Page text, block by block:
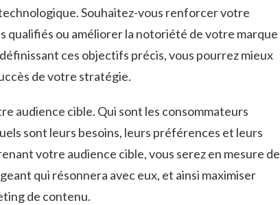
Souhaitez-vous renforcer ​votre
‍qualifiés ou améliorer ​la notoriété de votre‍ marque
ces objectifs précis, vous pourrez ⁤mieux
de votre stratégie.
audience ⁣cible. Qui ‌sont les consommateurs
sont leurs besoins, leurs préférences et leurs
votre audience⁢ cible, vous serez⁣ en mesure de
qui résonnera avec eux, et⁢ ainsi maximiser
de contenu.